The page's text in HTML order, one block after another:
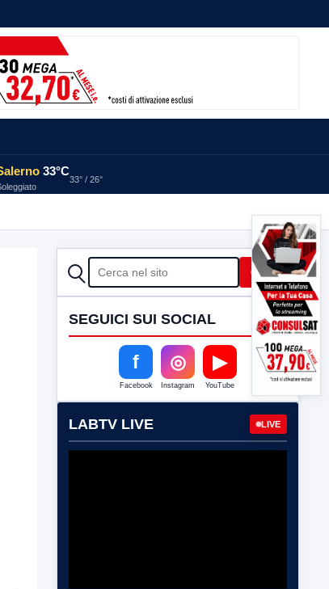
33°C
33° / 26°
CERCA Cerca
SEGUICI SUI SOCIAL
f
Facebook
◎
Instagram
▶
YouTube
LABTV LIVE LIVE